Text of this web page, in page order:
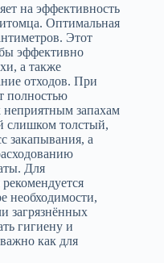
на эффективность
Оптимальная
Этот
эффективно
а также
отходов. При
полностью
неприятным запахам
слишком толстый,
закапывания, а
Для
необходимости,
загрязнённых
гигиену и
как для